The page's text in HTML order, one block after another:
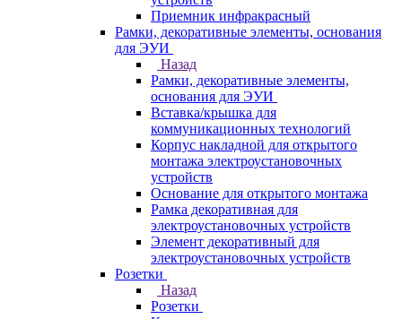
Приемник инфракрасный
Рамки, декоративные элементы, основания
для ЭУИ
Назад
Рамки, декоративные элементы,
основания для ЭУИ
Вставка/крышка для
коммуникационных технологий
Корпус накладной для открытого
монтажа электроустановочных
устройств
Основание для открытого монтажа
Рамка декоративная для
электроустановочных устройств
Элемент декоративный для
электроустановочных устройств
Розетки
Назад
Розетки